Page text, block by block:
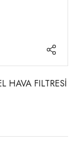
HAVA FILTRESİ